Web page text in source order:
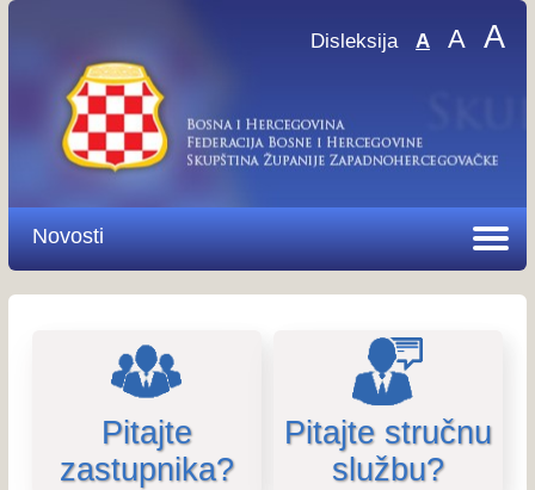
Disleksija A A A
Novosti
Pitajte
zastupnika?
Pitajte stručnu
službu?